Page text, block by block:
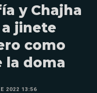
y Chajha
jinete
como
la doma
2022 13:56